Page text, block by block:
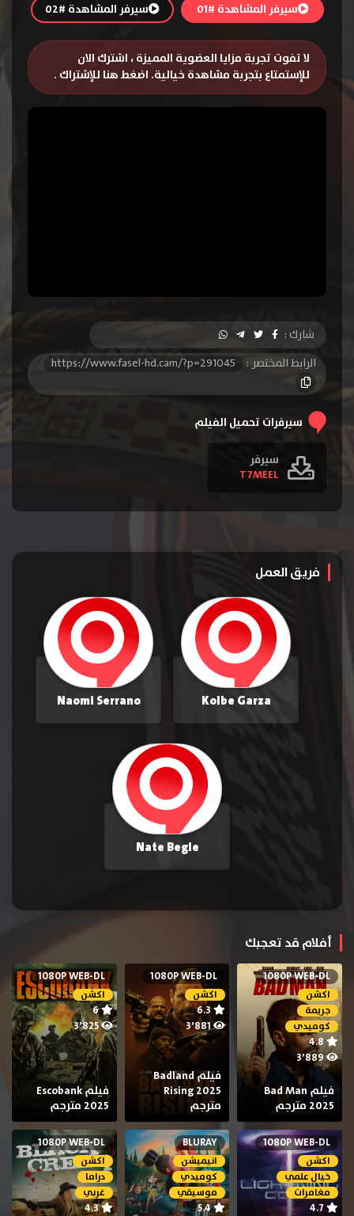
سيرفر المشاهدة #01 سيرفر المشاهدة #02
لا تفوت تجربة مزايا العضوية المميزة ، اشترك الان
للإستمتاع بتجربة مشاهدة خيالية. اضغط هنا للإشتراك .
شارك :
الرابط المختصر :
https://www.fasel-hd.cam/?p=291045
سيرفرات تحميل الفيلم
سيرفر
T7MEEL
فريق العمل
Kolbe Garza
Naomi Serrano
Nate Begle
أفلام قد تعجبك
1080P WEB-DL
اكشن
جريمة
كوميدي
4.8
3٬889
فيلم Bad Man
2025 مترجم
1080P WEB-DL
اكشن
6.3
3٬881
فيلم Badland
Rising 2025
مترجم
1080P WEB-DL
اكشن
6
3٬825
فيلم Escobank
2025 مترجم
1080P WEB-DL
اكشن
خيال علمي
مغامرات
4.7
BLURAY
انيميشن
كوميدي
موسيقي
5.4
1080P WEB-DL
اكشن
دراما
غربي
4.3